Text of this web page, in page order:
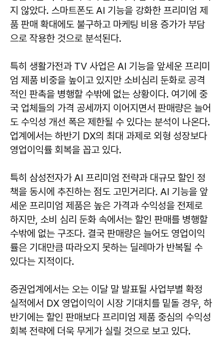
지 않았다. 스마트폰도 AI 기능을 강화한 프리미엄 제
품 판매 확대에도 불구하고 마케팅 비용 증가가 부담
으로 작용한 것으로 분석된다.
특히 생활가전과 TV 사업은 AI 기능을 앞세운 프리미
엄 제품 비중을 높이고 있지만 소비심리 둔화로 공격
적인 판촉을 병행할 수밖에 없는 상황이다. 여기에 중
국 업체들의 가격 공세까지 이어지면서 판매량은 늘어
도 수익성 개선 폭은 제한될 수 있다는 분석이 나온다.
업계에서는 하반기 DX의 최대 과제로 외형 성장보다
영업이익률 회복을 꼽고 있다.
특히 삼성전자가 AI 프리미엄 전략과 대규모 할인 정
책을 동시에 추진하는 점도 고민거리다. AI 기능을 앞
세운 프리미엄 제품은 높은 가격과 수익성을 전제로
하지만, 소비 심리 둔화 속에서는 할인 판매를 병행할
수밖에 없는 구조다. 결국 판매량은 늘어도 영업이익
률은 기대만큼 따라오지 못하는 딜레마가 반복될 수
있다는 지적이다.
증권업계에서는 오는 이달 말 발표될 사업부별 확정
실적에서 DX 영업이익이 시장 기대치를 밑돌 경우, 하
반기에는 할인 판매보다 프리미엄 제품 중심의 수익성
회복 전략에 더욱 무게가 실릴 것으로 보고 있다.